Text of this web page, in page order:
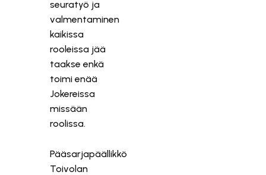
seuratyö ja
valmentaminen
kaikissa
rooleissa jää
taakse enkä
toimi enää
Jokereissa
missään
roolissa.
Pääsarjapäällikkö
Toivolan